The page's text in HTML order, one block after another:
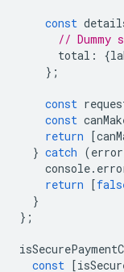
const
// Dummy
total : {
};
const
const
return
[
} catch (error
console.
return
[
}
};
const
[